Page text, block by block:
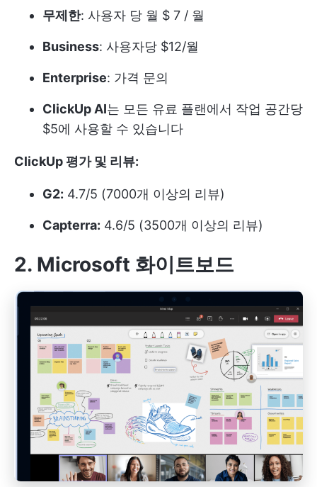
무제한: 사용자 당 월 $ 7 / 월
Business: 사용자당 $12/월
Enterprise: 가격 문의
ClickUp AI는 모든 유료 플랜에서 작업 공간당
$5에 사용할 수 있습니다
ClickUp 평가 및 리뷰:
G2: 4.7/5 (7000개 이상의 리뷰)
Capterra: 4.6/5 (3500개 이상의 리뷰)
2. Microsoft 화이트보드